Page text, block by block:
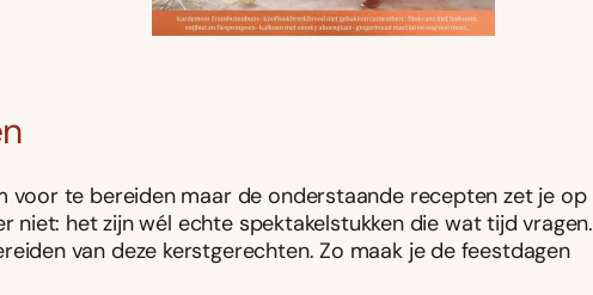
voor te bereiden maar de onderstaande recepten zet je op
niet: het zijn wél echte spektakelstukken die wat tijd vragen.
van deze kerstgerechten. Zo maak je de feestdagen